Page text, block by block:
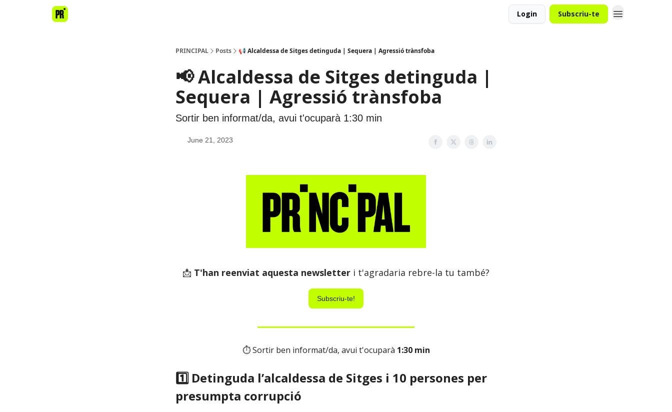
Login Subscriu-te
PRINCIPAL Posts 📢 Alcaldessa de Sitges detinguda | Sequera | Agressió trànsfoba
📢 Alcaldessa de Sitges detinguda |
Sequera | Agressió trànsfoba
Sortir ben informat/da, avui t'ocuparà 1:30 min
June 21, 2023
📩 T'han reenviat aquesta newsletter i t'agradaria rebre-la tu també?
Subscriu-te!
⏱ Sortir ben informat/da, avui t'ocuparà 1:30 min
1️⃣ Detinguda l’alcaldessa de Sitges i 10 persones per
presumpta corrupció